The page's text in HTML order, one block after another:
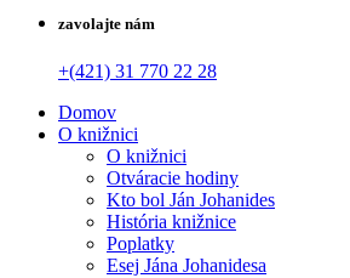
zavolajte nám
+(421) 31 770 22 28
Domov
O knižnici
O knižnici
Otváracie hodiny
Kto bol Ján Johanides
História knižnice
Poplatky
Esej Jána Johanidesa